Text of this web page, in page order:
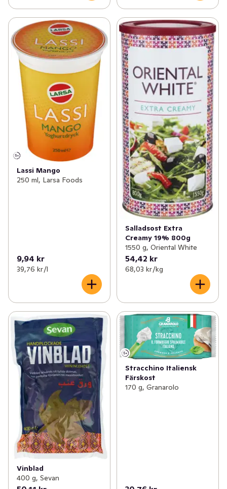
Lassi Mango
250 ml, Larsa Foods
9,94 kr
39,76 kr /l
Salladsost Extra
Creamy 19% 800g
1550 g, Oriental White
54,42 kr
68,03 kr /kg
Vinblad
400 g, Sevan
Stracchino Italiensk
Färskost
170 g, Granarolo